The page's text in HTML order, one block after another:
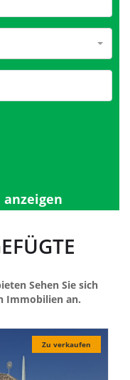
Sehen Sie sich
Immobilien an.
Zu verkaufen